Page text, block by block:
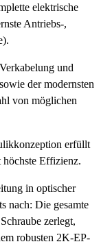
elektrische
Antriebs-,
und
der modernsten
von möglichen
erfüllt
höchste Effizienz.
in optischer
nach: Die gesamte
zerlegt,
robusten 2K-EP-